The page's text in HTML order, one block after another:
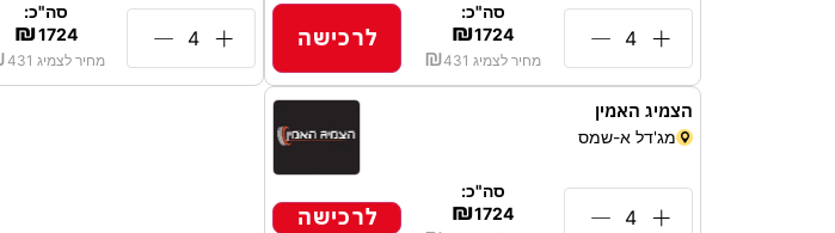
סה"כ:
₪1724
מחיר לצמיג ₪431
לרכישה
סה"כ:
₪1724
מחיר לצמיג 431
הצמיג האמין
מג'דל א-שמס
סה"כ:
₪1724 לרכישה